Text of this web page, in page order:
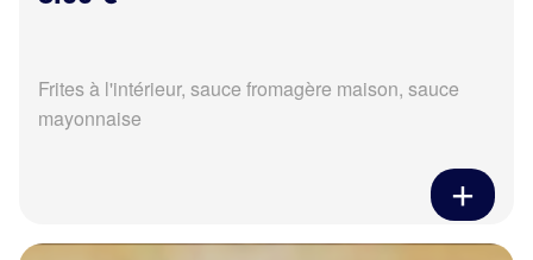
Frites à l'intérieur, sauce fromagère maison, sauce
mayonnaise